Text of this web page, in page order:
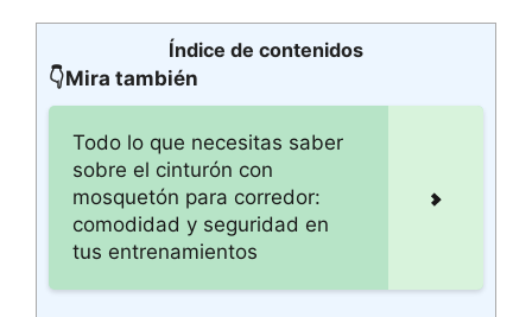
Índice de contenidos
👇Mira también
Todo lo que necesitas saber
sobre el cinturón con
mosquetón para corredor:
comodidad y seguridad en
tus entrenamientos